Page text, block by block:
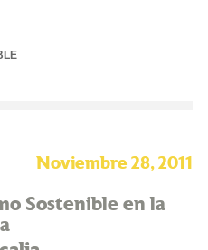
Noviembre 28, 2011
Sostenible en la